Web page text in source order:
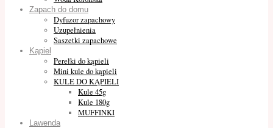
Zapach do domu
Dyfuzor zapachowy
Uzupełnienia
Saszetki zapachowe
Kąpiel
Perełki do kąpieli
Mini kule do kąpieli
KULE DO KĄPIELI
Kule 45g
Kule 180g
MUFFINKI
Lawenda